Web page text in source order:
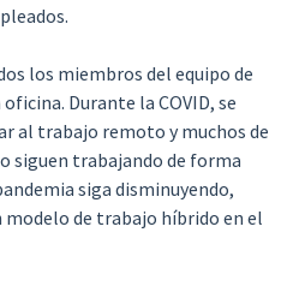
los miembros del equipo de
Durante la COVID, se
al trabajo remoto y muchos de
siguen trabajando de forma
siga disminuyendo,
de trabajo híbrido en el